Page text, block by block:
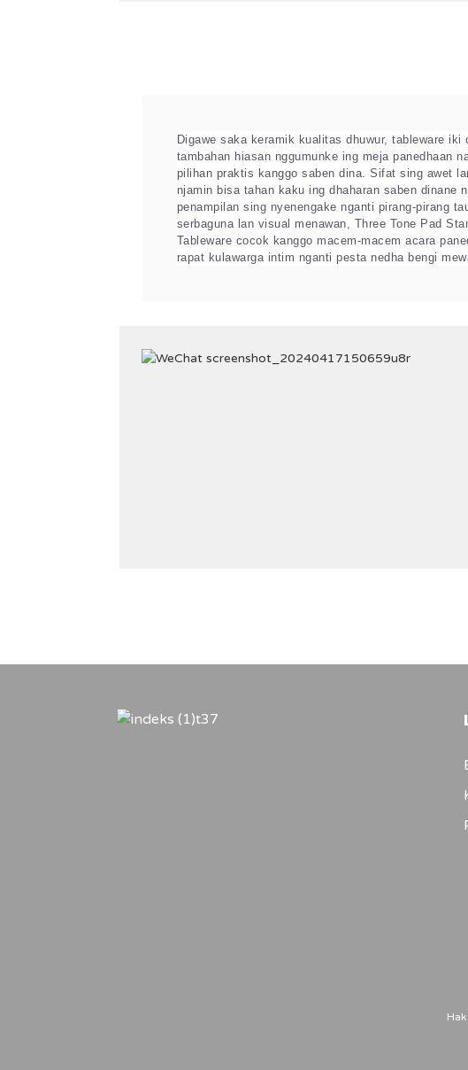
Digawe saka keramik kualitas dhuwur, tableware iki
tambahan hiasan nggumunke ing meja panedhaan
pilihan praktis kanggo saben dina. Sifat sing awet
njamin bisa tahan kaku ing dhaharan saben dinane
penampilan sing nyenengake nganti pirang-pirang
serbaguna lan visual menawan, Three Tone Pad
Tableware cocok kanggo macem-macem acara
rapat kulawarga intim nganti pesta nedha bengi